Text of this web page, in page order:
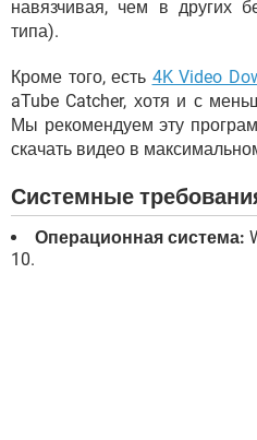
навязчивая, чем в других
типа).
Кроме того, есть 4K Video
aTube Catcher, хотя и с
Мы рекомендуем эту
скачать видео в
Системные
Операционная система:
10.